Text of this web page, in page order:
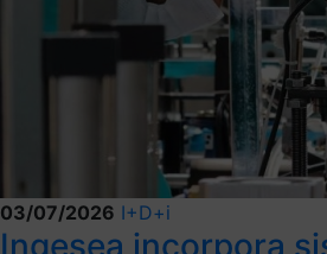
03/07/2026 I+D+i
Ingesea incorpora